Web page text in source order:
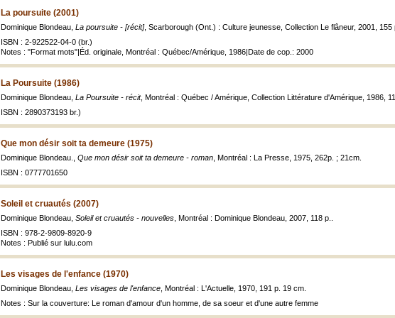
La poursuite (2001)
Dominique Blondeau, La poursuite - [récit], Scarborough (Ont.) : Culture jeunesse, Collection Le flâneur, 2001, 155
ISBN : 2-922522-04-0 (br.)
Notes : "Format mots"|Éd. originale, Montréal : Québec/Amérique, 1986|Date de cop.: 2000
La Poursuite (1986)
Dominique Blondeau, La Poursuite - récit, Montréal : Québec / Amérique, Collection Littérature d'Amérique, 1986,
ISBN : 2890373193 br.)
Que mon désir soit ta demeure (1975)
Dominique Blondeau., Que mon désir soit ta demeure - roman , Montréal : La Presse, 1975, 262p. ; 21cm.
ISBN : 0777701650
Soleil et cruautés (2007)
Dominique Blondeau, Soleil et cruautés - nouvelles , Montréal : Dominique Blondeau, 2007, 118 p..
ISBN : 978-2-9809-8920-9
Notes : Publié sur lulu.com
Les visages de l'enfance (1970)
Dominique Blondeau, Les visages de l'enfance , Montréal : L'Actuelle, 1970, 191 p. 19 cm.
Notes : Sur la couverture: Le roman d'amour d'un homme, de sa soeur et d'une autre femme